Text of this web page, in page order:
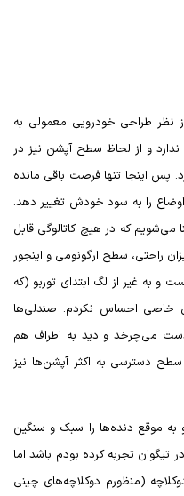
نظر طراحی خودرویی معمولی به
و از لحاظ سطح آپشن‌ نیز در
پرو قرار می‌گیرد. پس اینجا تنها فرصت باقی مانده
اوضاع را به سود خودش تغییر دهد.
که در هیچ کاتالوگی قابل
راحتی، سطح ارگونومی و اینجور
و به غیر از لگ ابتدای توربو (که
خاصی احساس نکردم. صندلی‌ها
می‌چرخد و دید به اطراف هم
دسترسی به اکثر آپشن‌ها نیز
و به موقع دنده‌ها را سبک و سنگین
تیگوان تجربه کرده بودم باشد اما
(منظورم دوکلاچه‌های چینی